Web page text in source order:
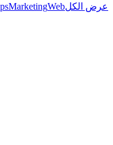
عرض الكل MarketingWeb